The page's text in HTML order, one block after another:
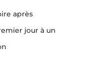
après
jour à un